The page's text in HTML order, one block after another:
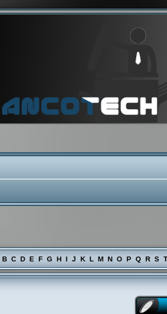
B C D E F G H J K L M N O P Q R S T